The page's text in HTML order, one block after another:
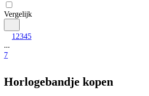
Vergelijk
1 2345
...
7
Horlogebandje kopen